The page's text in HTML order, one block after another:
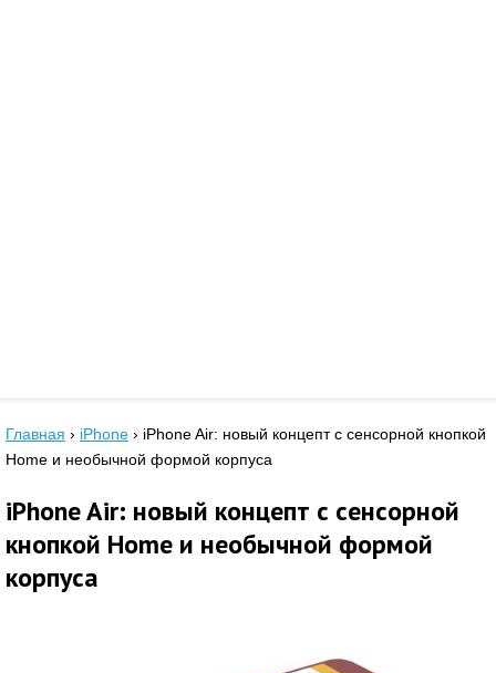
Главная › iPhone › iPhone Air: новый концепт с сенсорной кнопкой
Home и необычной формой корпуса
iPhone Air: новый концепт с сенсорной
кнопкой Home и необычной формой
корпуса